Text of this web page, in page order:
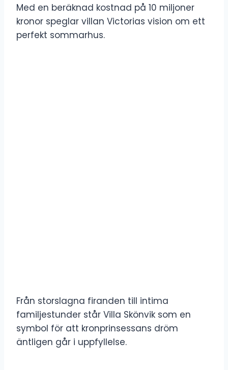
Med en beräknad kostnad på 10 miljoner
kronor speglar villan Victorias vision om ett
perfekt sommarhus.
Från storslagna firanden till intima
familjestunder står Villa Skönvik som en
symbol för att kronprinsessans dröm
äntligen går i uppfyllelse.